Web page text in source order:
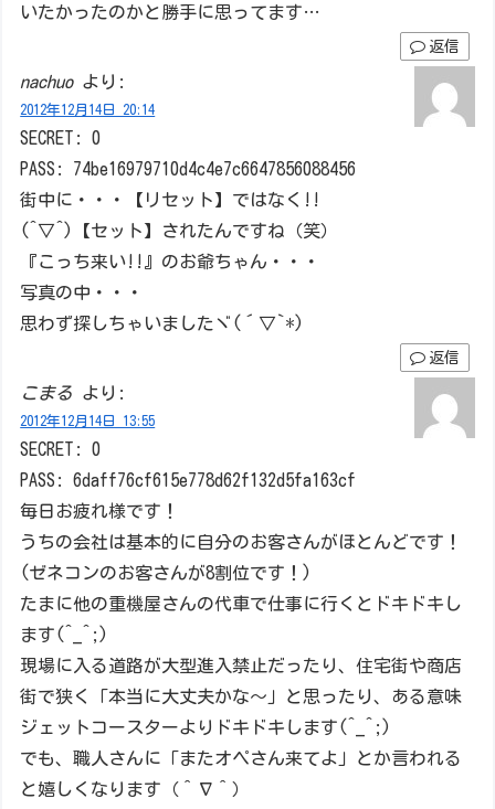
いたかったのかと勝手に思ってます…
返信
nachuo より:
2012年12月14日 20:14
SECRET: 0
PASS: 74be16979710d4c4e7c6647856088456
街中に・・・【リセット】ではなく!!
(^▽^)【セット】されたんですね（笑）
『こっち来い!!』のお爺ちゃん・・・
写真の中・・・
思わず探しちゃいましたヾ(´▽`*)
返信
こまる より:
2012年12月14日 13:55
SECRET: 0
PASS: 6daff76cf615e778d62f132d5fa163cf
毎日お疲れ様です！
うちの会社は基本的に自分のお客さんがほとんどです！
(ゼネコンのお客さんが8割位です！)
たまに他の重機屋さんの代車で仕事に行くとドキドキし
ます(^_^;)
現場に入る道路が大型進入禁止だったり、住宅街や商店
街で狭く「本当に大丈夫かな～」と思ったり、ある意味
ジェットコースターよりドキドキします(^_^;)
でも、職人さんに「またオペさん来てよ」とか言われる
と嬉しくなります（＾∇＾）